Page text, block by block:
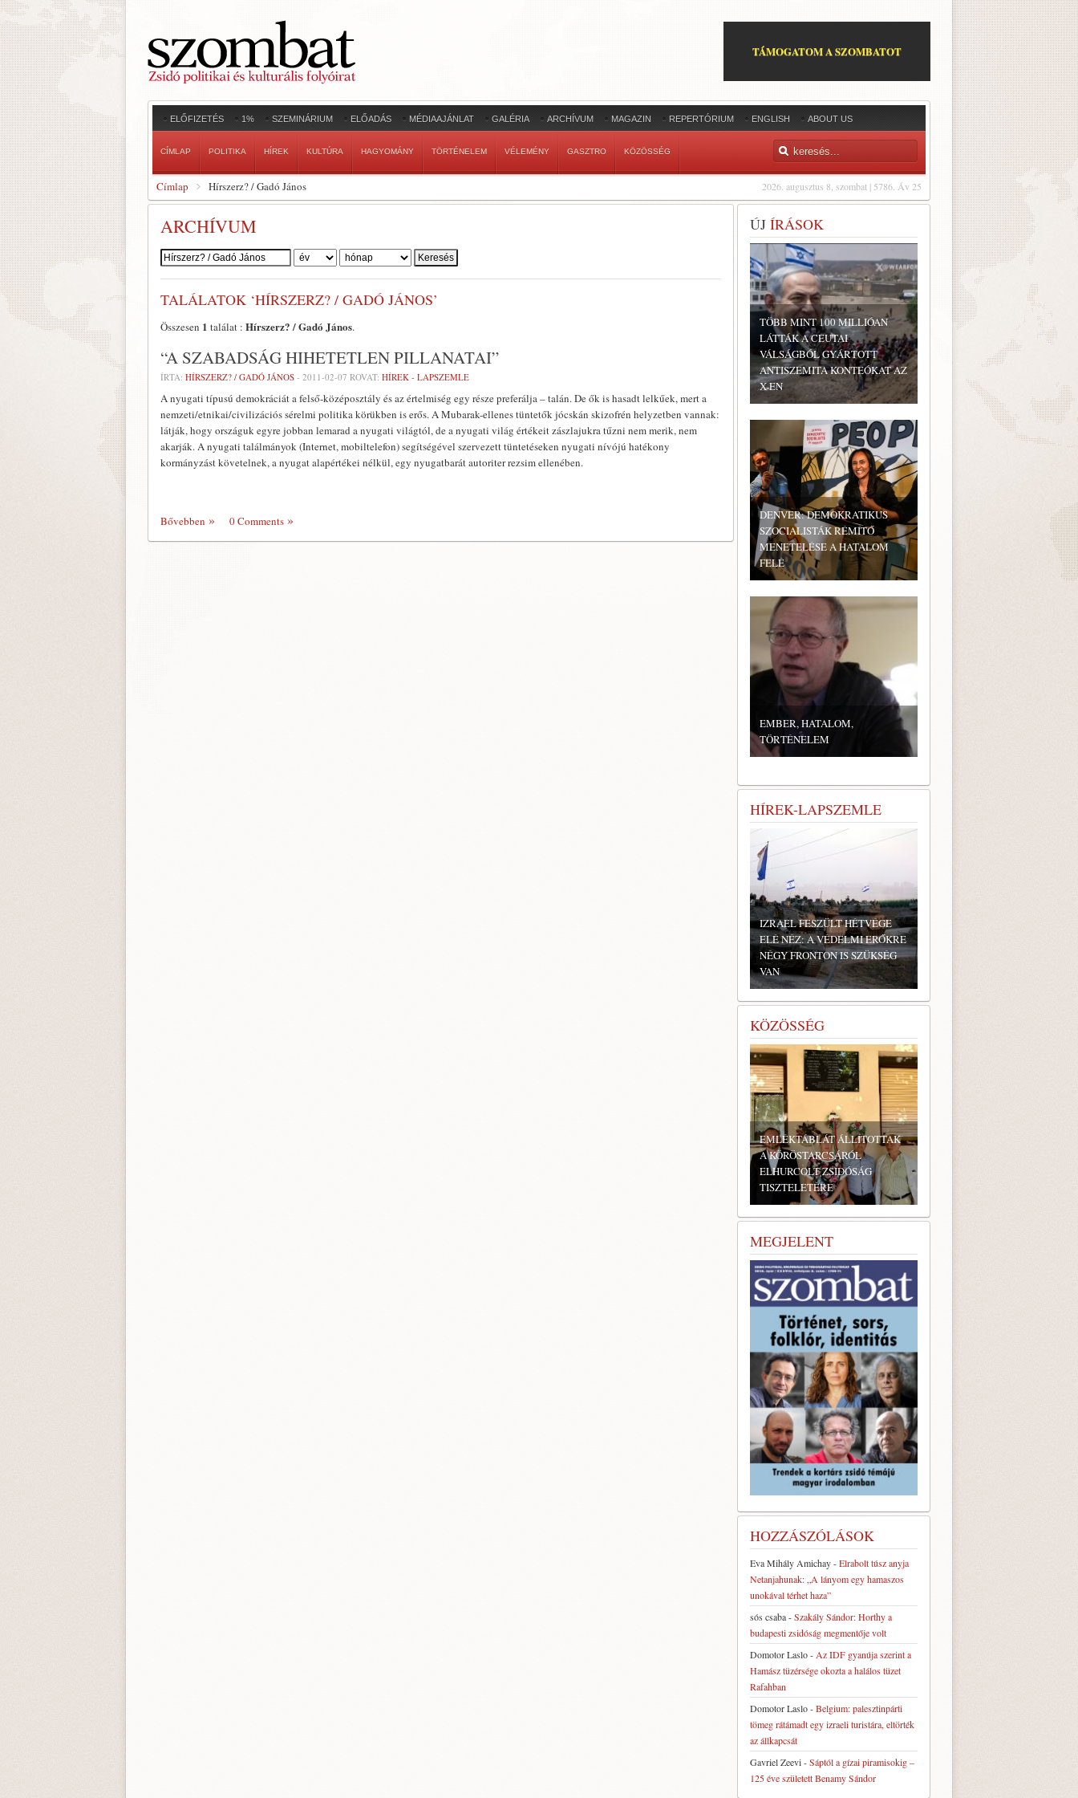
TÁMOGATOM A SZOMBATOT
ELŐFIZETÉS 1% SZEMINÁRIUM ELŐADÁS MÉDIAAJÁNLAT GALÉRIA ARCHÍVUM MAGAZIN REPERTÓRIUM ENGLISH ABOUT US
CÍMLAP POLITIKA HÍREK KULTÚRA HAGYOMÁNY TÖRTÉNELEM VÉLEMÉNY GASZTRO KÖZÖSSÉG
2026. augusztus 8, szombat | 5786. Áv 25
Címlap Hírszerz? / Gadó János
ARCHÍVUM
Szerző:
TALÁLATOK ‘HÍRSZERZ? / GADÓ JÁNOS’
Összesen 1 találat : Hírszerz? / Gadó János.
“A SZABADSÁG HIHETETLEN PILLANATAI”
ÍRTA: HÍRSZERZ? / GADÓ JÁNOS - 2011-02-07 ROVAT: HÍREK - LAPSZEMLE
A nyugati típusú demokráciát a felső-középosztály és az értelmiség egy része preferálja – talán. De ők is hasadt lelkűek, mert a
nemzeti/etnikai/civilizációs sérelmi politika körükben is erős. A Mubarak-ellenes tüntetők jócskán skizofrén helyzetben vannak:
látják, hogy országuk egyre jobban lemarad a nyugati világtól, de a nyugati világ értékeit zászlajukra tűzni nem merik, nem
akarják. A nyugati találmányok (Internet, mobiltelefon) segítségével szervezett tüntetéseken nyugati nívójú hatékony
kormányzást követelnek, a nyugat alapértékei nélkül, egy nyugatbarát autoriter rezsim ellenében.
Bővebben 0 Comments
ÚJ ÍRÁSOK
TÖBB MINT 100 MILLIÓAN
LÁTTÁK A CEUTAI
VÁLSÁGBÓL GYÁRTOTT
ANTISZEMITA KONTEÓKAT AZ
X-EN
DENVER: DEMOKRATIKUS
SZOCIALISTÁK RÉMÍTŐ
MENETELÉSE A HATALOM
FELÉ
EMBER, HATALOM,
TÖRTÉNELEM
HÍREK-LAPSZEMLE
IZRAEL FESZÜLT HÉTVÉGE
ELÉ NÉZ: A VÉDELMI ERŐKRE
NÉGY FRONTON IS SZÜKSÉG
VAN
KÖZÖSSÉG
EMLÉKTÁBLÁT ÁLLÍTOTTAK
A KÖRÖSTARCSÁRÓL
ELHURCOLT ZSIDÓSÁG
TISZTELETÉRE
MEGJELENT
HOZZÁSZÓLÁSOK
Eva Mihály Amichay-Elrabolt túsz anyja
Netanjahunak: „A lányom egy hamaszos
unokával térhet haza”
sós csaba-Szakály Sándor: Horthy a
budapesti zsidóság megmentője volt
Domotor Laslo- Az IDF gyanúja szerint a
Hamász tüzérsége okozta a halálos tüzet
Rafahban
Domotor Laslo-Belgium: palesztinpárti
tömeg rátámadt egy izraeli turistára, eltörték
az állkapcsát
Gavriel Zeevi-Sáptól a gízai piramisokig –
125 éve született Benamy Sándor